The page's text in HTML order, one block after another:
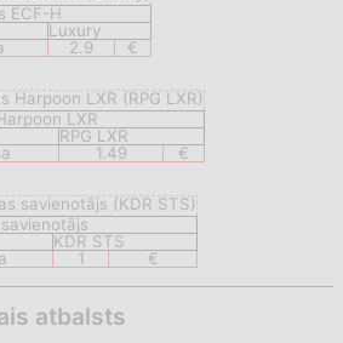
ECF-H
Luxury
2.9 €
LXR
RPG LXR
1.49 €
KDR STS
1 €
atbalsts